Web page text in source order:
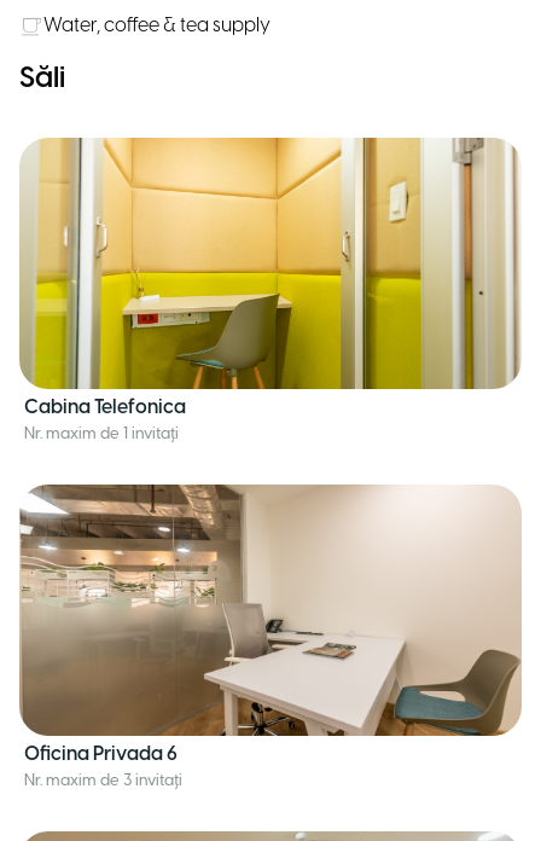
Water, coffee & tea supply
Săli
Cabina Telefonica
Nr. maxim de 1 invitați
Oficina Privada 6
Nr. maxim de 3 invitați